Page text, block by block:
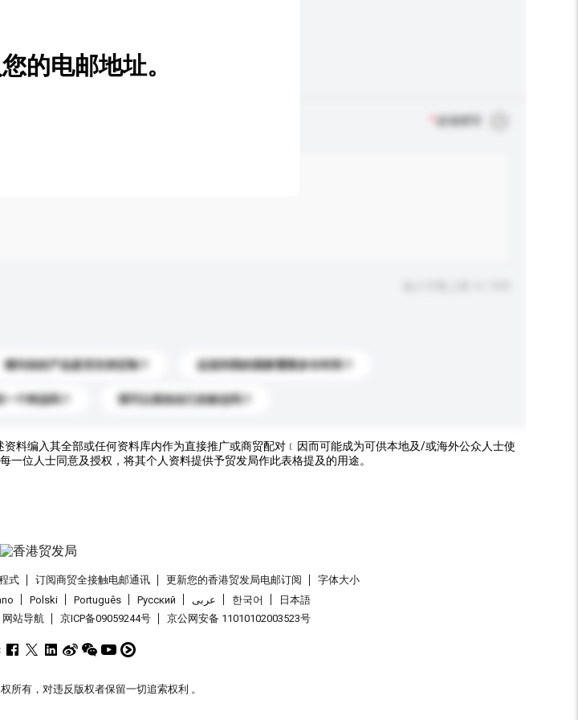
必须填写
请问你的产品是否支持定制？ 运送到我的国家需要多长时间？
个样品吗？ 我可以添加自己的标志吗？
的电邮地址。
料编入其全部或任何资料库内作为直接推广或商贸配对﹝因而可能成为可供本地及/或海外公众人士使
一位人士同意及授权，将其个人资料提供予贸发局作此表格提及的用途。
式 订阅商贸全接触电邮通讯 更新您的香港贸发局电邮订阅
字体大小
Polski Português Pусский عربى 한국어
日本語
网站导航 京ICP备09059244号 京公网安备 11010102003523号
所有，对违反版权者保留一切追索权利 。